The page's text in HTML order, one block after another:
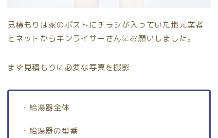
見積もりは家のポストにチラシが入っていた地元業者
とネットからキンライサーさんにお願いしました。
まず見積もりに必要な写真を撮影
・給湯器全体
・給湯器の型番